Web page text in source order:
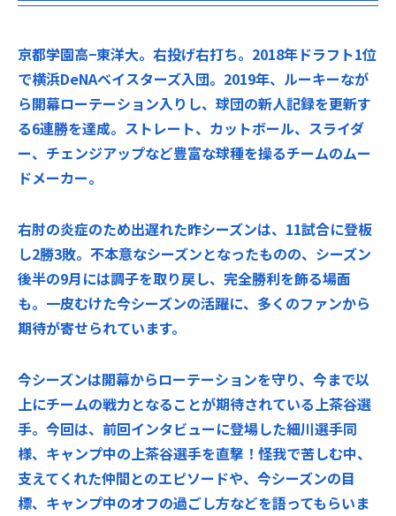
京都学園高−東洋大。右投げ右打ち。2018年ドラフト1位
で横浜DeNAベイスターズ入団。2019年、ルーキーなが
ら開幕ローテーション入りし、球団の新人記録を更新す
る6連勝を達成。ストレート、カットボール、スライダ
ー、チェンジアップなど豊富な球種を操るチームのムー
ドメーカー。
右肘の炎症のため出遅れた昨シーズンは、11試合に登板
し2勝3敗。不本意なシーズンとなったものの、シーズン
後半の9月には調子を取り戻し、完全勝利を飾る場面
も。一皮むけた今シーズンの活躍に、多くのファンから
期待が寄せられています。
今シーズンは開幕からローテーションを守り、今まで以
上にチームの戦力となることが期待されている上茶谷選
手。今回は、前回インタビューに登場した細川選手同
様、キャンプ中の上茶谷選手を直撃！怪我で苦しむ中、
支えてくれた仲間とのエピソードや、今シーズンの目
標、キャンプ中のオフの過ごし方などを語ってもらいま